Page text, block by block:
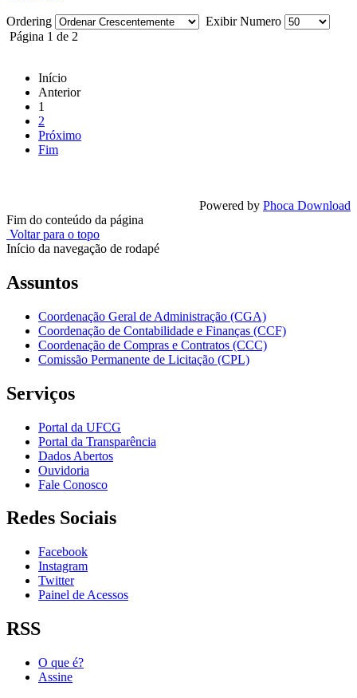
Ordering
Exibir Numero
Página 1 de 2
Início
Anterior
1
2
Próximo
Fim
Powered by Phoca Download
Fim do conteúdo da página
Voltar para o topo
Início da navegação de rodapé
Assuntos
Coordenação Geral de Administração (CGA)
Coordenação de Contabilidade e Finanças (CCF)
Coordenação de Compras e Contratos (CCC)
Comissão Permanente de Licitação (CPL)
Serviços
Portal da UFCG
Portal da Transparência
Dados Abertos
Ouvidoria
Fale Conosco
Redes Sociais
Facebook
Instagram
Twitter
Painel de Acessos
RSS
O que é?
Assine